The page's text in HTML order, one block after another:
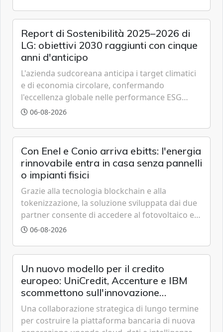
Report di Sostenibilità 2025–2026 di
LG: obiettivi 2030 raggiunti con cinque
anni d'anticipo
L'azienda sudcoreana anticipa i target climatici
e di economia circolare, confermando
l'eccellenza globale nelle performance ESG
grazie a innovazione, accessibilità e governance
06-08-2026
Con Enel e Conio arriva ebitts: l'energia
rinnovabile entra in casa senza pannelli
o impianti fisici
Grazie alla tecnologia blockchain e alla
tokenizzazione, la soluzione sviluppata dai due
partner consente di accedere al fotovoltaico e
all'eolico ottenendo risparmi diretti in bolletta,
06-08-2026
Un nuovo modello per il credito
europeo: UniCredit, Accenture e IBM
scommettono sull'innovazione
tecnologica
Una collaborazione strategica di lungo termine
per costruire la piattaforma bancaria di nuova